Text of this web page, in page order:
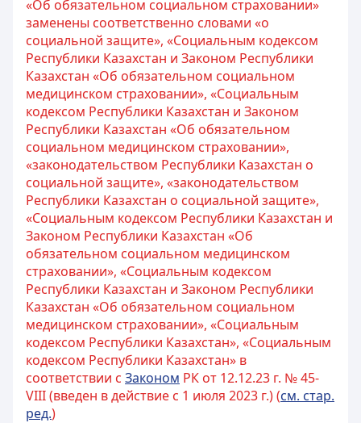
«Об обязательном социальном страховании»
заменены соответственно словами «о
социальной защите», «Социальным кодексом
Республики Казахстан и Законом Республики
Казахстан «Об обязательном социальном
медицинском страховании», «Социальным
кодексом Республики Казахстан и Законом
Республики Казахстан «Об обязательном
социальном медицинском страховании»,
«законодательством Республики Казахстан о
социальной защите», «законодательством
Республики Казахстан о социальной защите»,
«Социальным кодексом Республики Казахстан и
Законом Республики Казахстан «Об
обязательном социальном медицинском
страховании», «Социальным кодексом
Республики Казахстан и Законом Республики
Казахстан «Об обязательном социальном
медицинском страховании», «Социальным
кодексом Республики Казахстан», «Социальным
кодексом Республики Казахстан» в
соответствии с Законом РК от 12.12.23 г. № 45-
VIII (введен в действие с 1 июля 2023 г.) (см. стар.
ред.)